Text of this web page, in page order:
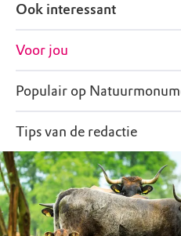
Ook interessant
Voor jou
Populair op
Tips van de redactie